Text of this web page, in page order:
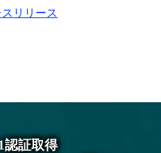
リリース
認証取得